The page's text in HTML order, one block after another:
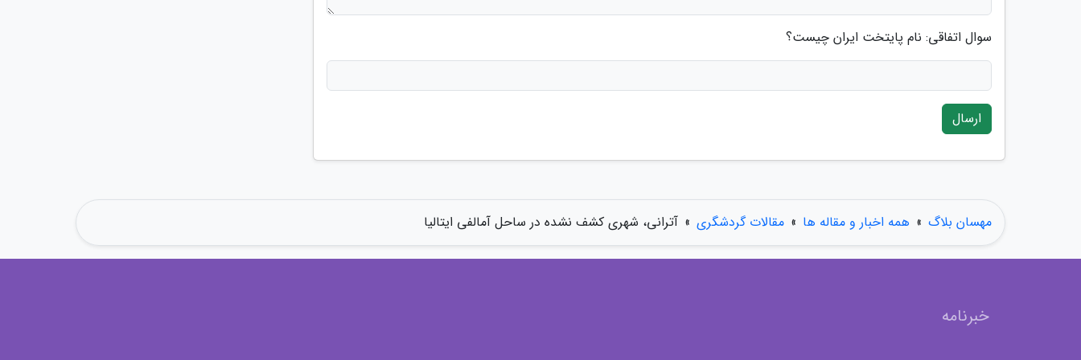
سوال اتفاقی: نام پایتخت ایران چیست؟
ارسال
مهسان بلاگ » همه اخبار و مقاله ها » مقالات گردشگری » آترانی، شهری کشف نشده در ساحل آمالفی ایتالیا
خبرنامه